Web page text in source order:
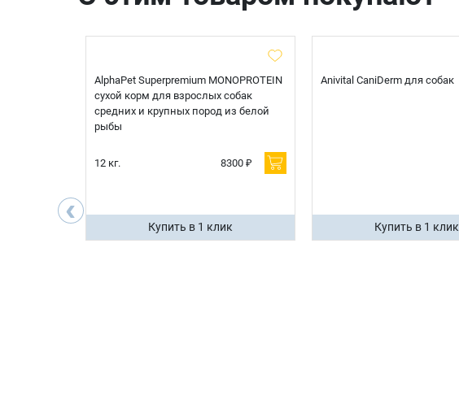
‹
AlphaPet Superpremium MONOPROTEIN
сухой корм для взрослых собак
средних и крупных пород из белой
рыбы
12 кг. 8300 ₽
Купить в 1 клик
Anivital CaniDerm для собак
Купить в 1 клик